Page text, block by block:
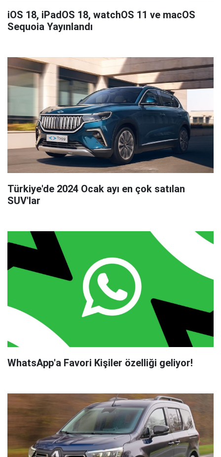
iOS 18, iPadOS 18, watchOS 11 ve macOS
Sequoia Yayınlandı
Türkiye'de 2024 Ocak ayı en çok satılan
SUV'lar
WhatsApp'a Favori Kişiler özelliği geliyor!